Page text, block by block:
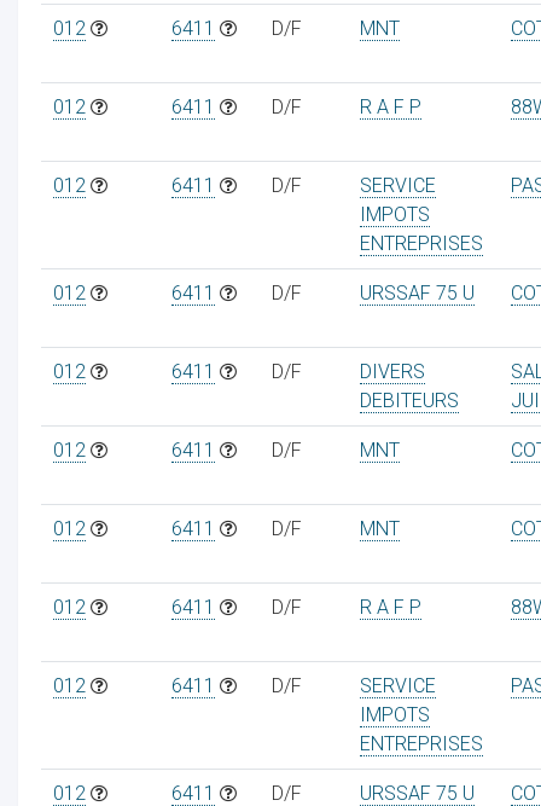
012 6411 D/F MNT
012 6411 D/F R A F P
012 6411 D/F
SERVICE
IMPOTS
ENTREPRISES
012 6411 D/F URSSAF 75 U
012 6411 D/F
DIVERS
DEBITEURS
012 6411 D/F MNT
012 6411 D/F MNT
012 6411 D/F R A F P
012 6411 D/F
SERVICE
IMPOTS
ENTREPRISES
012 6411 D/F URSSAF 75 U